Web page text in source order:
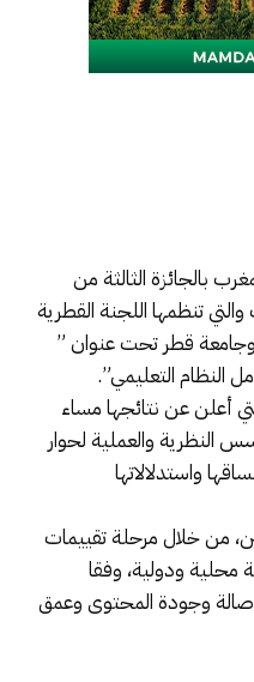
بالجائزة الثالثة من
تنظمها اللجنة القطرية
وجامعة قطر تحت عنوان ”
النظام التعليمي”.
أعلن عن نتائجها مساء
النظرية والعملية لحوار
واستدلالاتها
من خلال مرحلة تقييمات
ودولية، وفقا
وجودة المحتوى وعمق